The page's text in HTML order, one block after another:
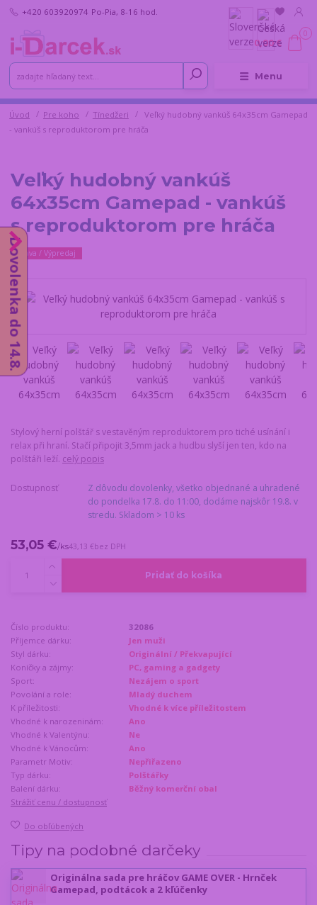
Menu
+420 603920974 Po-Pia, 8-16 hod.
0
0,00 €
Úvod Pre koho Tínedžeri
Veľký hudobný vankúš 64x35cm Gamepad
- vankúš s reproduktorom pre hráča
Veľký hudobný vankúš
64x35cm Gamepad - vankúš
s reproduktorom pre hráča
Zľava / Výpredaj
Stylový herní polštář s vestavěným reproduktorem pro tiché usínání i
relax při hraní. Stačí připojit 3,5mm jack a hudbu slyší jen ten, kdo na
polštáři leží. celý popis
Dostupnosť
Z dôvodu dovolenky, všetko objednané a uhradené
do pondelka 17.8. do 11:00, dodáme najskôr 19.8. v
stredu. Skladom > 10 ks
53,05 €/ks43,13 €bez DPH
Pridať do košíka
Číslo produktu:
32086
Příjemce dárku:
Jen muži
Styl dárku:
Originální / Překvapující
Koníčky a zájmy:
PC, gaming a gadgety
Sport:
Nezájem o sport
Povolání a role:
Mladý duchem
K příležitosti:
Vhodné k více příležitostem
Vhodné k narozeninám:
Ano
Vhodné k Valentýnu:
Ne
Vhodné k Vánocům:
Ano
Parametr Motiv:
Nepřiřazeno
Typ dárku:
Polštářky
Balení dárku:
Běžný komerční obal
Strážiť cenu / dostupnosť
Do obľúbených
Tipy na podobné darčeky
Originálna sada pre hráčov GAME OVER - Hrnček
Gamepad, podtácok a 2 kľúčenky
Dovolenka do 14.8.